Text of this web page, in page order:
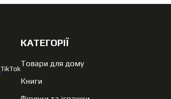
TikTok
КАТЕГОРІЇ
Товари для дому
Книги